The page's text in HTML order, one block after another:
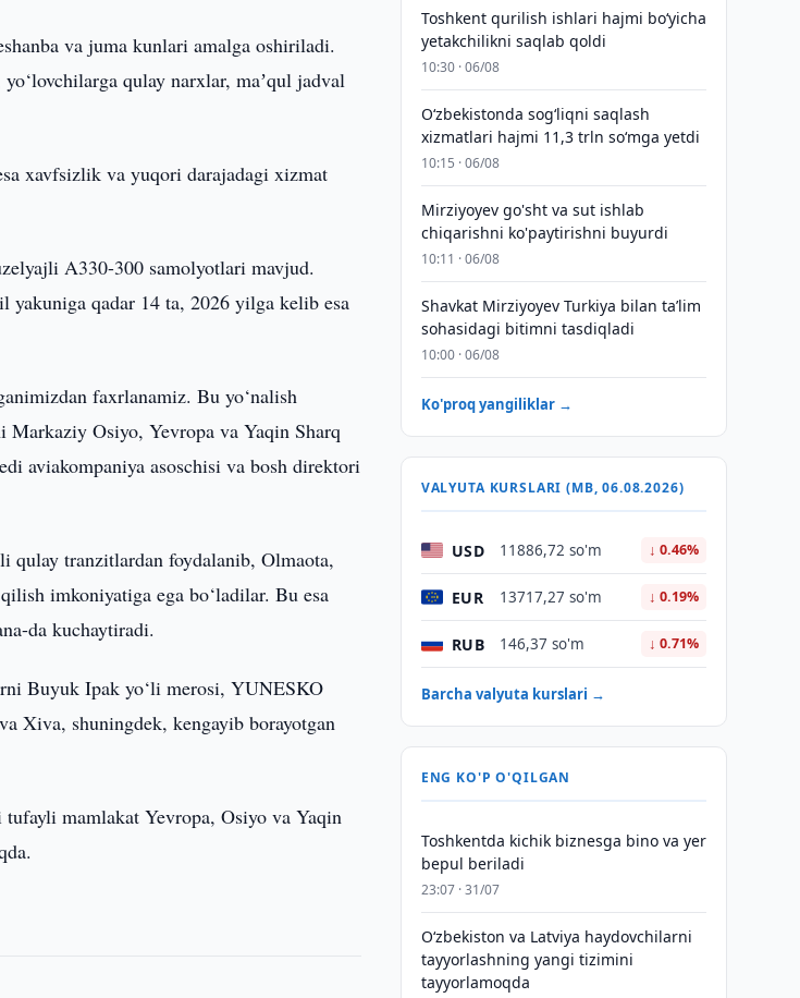
va juma kunlari amalga oshiriladi.
qulay narxlar, maʼqul jadval
xavfsizlik va yuqori darajadagi xizmat
A330-300 samolyotlari mavjud.
qadar 14 ta, 2026 yilga kelib esa
faxrlanamiz. Bu yo‘nalish
Osiyo, Yevropa va Yaqin Sharq
aviakompaniya asoschisi va bosh direktori
qulay tranzitlardan foydalanib, Olmaota,
imkoniyatiga ega bo‘ladilar. Bu esa
da kuchaytiradi.
Buyuk Ipak yo‘li merosi, YUNESKO
Xiva, shuningdek, kengayib borayotgan
mamlakat Yevropa, Osiyo va Yaqin
Toshkent qurilish ishlari hajmi bo‘yicha
yetakchilikni saqlab qoldi
10:30 · 06/08
O‘zbekistonda sog‘liqni saqlash
xizmatlari hajmi 11,3 trln so‘mga yetdi
10:15 · 06/08
Mirziyoyev go'sht va sut ishlab
chiqarishni ko'paytirishni buyurdi
10:11 · 06/08
Shavkat Mirziyoyev Turkiya bilan taʼlim
sohasidagi bitimni tasdiqladi
10:00 · 06/08
Ko'proq yangiliklar →
VALYUTA KURSLARI (MB, 06.08.2026)
USD 11886,72 so'm ↓ 0.46%
EUR 13717,27 so'm ↓ 0.19%
RUB 146,37 so'm ↓ 0.71%
Barcha valyuta kurslari →
ENG KO'P O'QILGAN
Toshkentda kichik biznesga bino va yer
bepul beriladi
23:07 · 31/07
Oʻzbekiston va Latviya haydovchilarni
tayyorlashning yangi tizimini
tayyorlamoqda